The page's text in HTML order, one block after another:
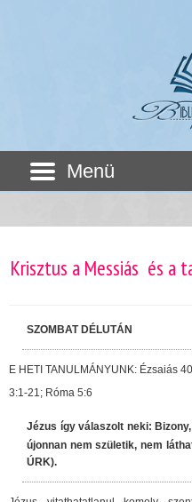
Menü
Krisztus a Messiás  és a
SZOMBAT DÉLUTÁN
E HETI TANULMÁNYUNK: Ézsaiás
3:1-21; Róma 5:6
Jézus így válaszolt neki:
újonnan nem születik, nem
ÚRK).